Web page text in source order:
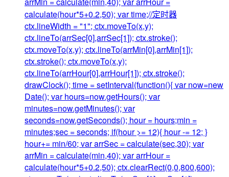
calculate(hour*5+0.2,50); var time;//定时器
ctx.lineWidth = "1"; ctx.moveTo(x,y);
ctx.lineTo(arrSec[0],arrSec[1]); ctx.stroke();
ctx.moveTo(x,y); ctx.lineTo(arrMin[0],arrMin[1]);
ctx.stroke(); ctx.moveTo(x,y);
ctx.lineTo(arrHour[0],arrHour[1]); ctx.stroke();
drawClock(); time = setInterval(function(){ var now=new
Date(); var hours=now.getHours(); var
minutes=now.getMinutes(); var
seconds=now.getSeconds(); hour = hours;min =
minutes;sec = seconds; if(hour >= 12){ hour -= 12; }
hour+= min/60; var arrSec = calculate(sec,30); var
arrMin = calculate(min,40); var arrHour =
calculate(hour*5+0.2,50); ctx.clearRect(0,0,800,600);